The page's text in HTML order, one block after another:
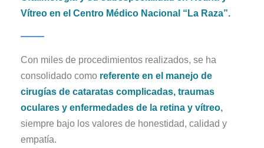
Vítreo en el Centro Médico Nacional “La Raza”.
Con miles de procedimientos realizados, se ha
consolidado como referente en el manejo de
cirugías de cataratas complicadas, traumas
oculares y enfermedades de la retina y vítreo,
siempre bajo los valores de honestidad, calidad y
empatía.